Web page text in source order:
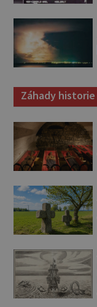
Záhady historie